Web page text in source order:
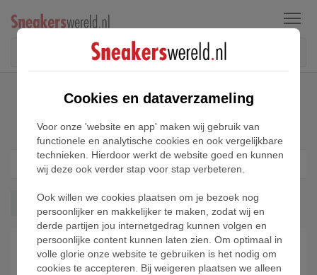
Menu
Adidas Handball Top Sneakers
1
Handball Top Wis alles
Cookies en dataverzameling
Voor onze 'website en app' maken wij gebruik van
functionele en analytische cookies en ook vergelijkbare
technieken. Hierdoor werkt de website goed en kunnen
wij deze ook verder stap voor stap verbeteren.
Ook willen we cookies plaatsen om je bezoek nog
persoonlijker en makkelijker te maken, zodat wij en
derde partijen jou internetgedrag kunnen volgen en
persoonlijke content kunnen laten zien. Om optimaal in
volle glorie onze website te gebruiken is het nodig om
cookies te accepteren. Bij weigeren plaatsen we alleen